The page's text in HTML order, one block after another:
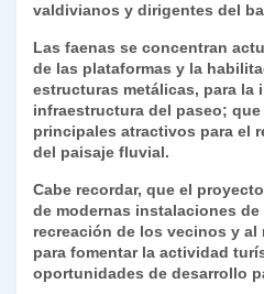
valdivianos y dirigentes del
Las faenas se concentran
de las plataformas y la
estructuras metálicas, para la
infraestructura del paseo;
principales atractivos para el
del paisaje fluvial.
Cabe recordar, que el
de modernas instalaciones
recreación de los vecinos y
para fomentar la actividad
oportunidades de desarrollo